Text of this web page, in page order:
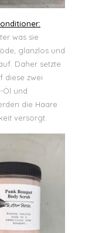
was sie
glanzlos und
Daher setzte
diese zwei
Öl und
die Haare
versorgt.